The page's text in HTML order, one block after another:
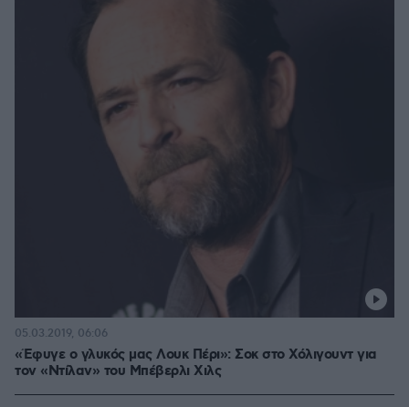
«Έφυγε ο γλυκός μας Λουκ Πέρι»: Σοκ στο Χόλιγουντ για
τον «Ντίλαν» του Μπέβερλι Χιλς
05.03.2019, 06:06